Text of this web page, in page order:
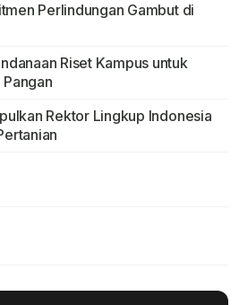
Perlindungan Gambut di
Riset Kampus untuk
Rektor Lingkup Indonesia